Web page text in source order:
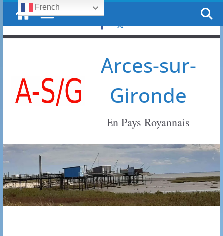
Passer
contenu
vendredi, 7 août, 2026
Arces-sur-
Gironde
En Pays Royannais
French